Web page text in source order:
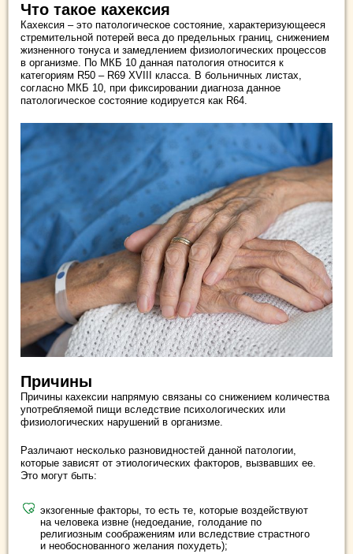
Что такое кахексия
Кахексия – это патологическое состояние, характеризующееся
стремительной потерей веса до предельных границ, снижением
жизненного тонуса и замедлением физиологических процессов
в организме. По МКБ 10 данная патология относится к
категориям R50 – R69 XVIII класса. В больничных листах,
согласно МКБ 10, при фиксировании диагноза данное
патологическое состояние кодируется как R64.
Причины
Причины кахексии напрямую связаны со снижением количества
употребляемой пищи вследствие психологических или
физиологических нарушений в организме.
Различают несколько разновидностей данной патологии,
которые зависят от этиологических факторов, вызвавших ее.
Это могут быть:
экзогенные факторы, то есть те, которые воздействуют
на человека извне (недоедание, голодание по
религиозным соображениям или вследствие страстного
и необоснованного желания похудеть);